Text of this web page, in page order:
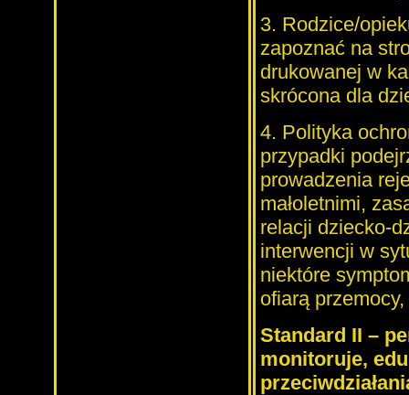
3. Rodzice/
zapoznać na
drukowanej w
skrócona dla
4. Polityka
przypadki
prowadzenia
małoletnimi,
relacji dziecko-
interwencji w
niektóre
ofiarą
Standard II –
monitoruje,